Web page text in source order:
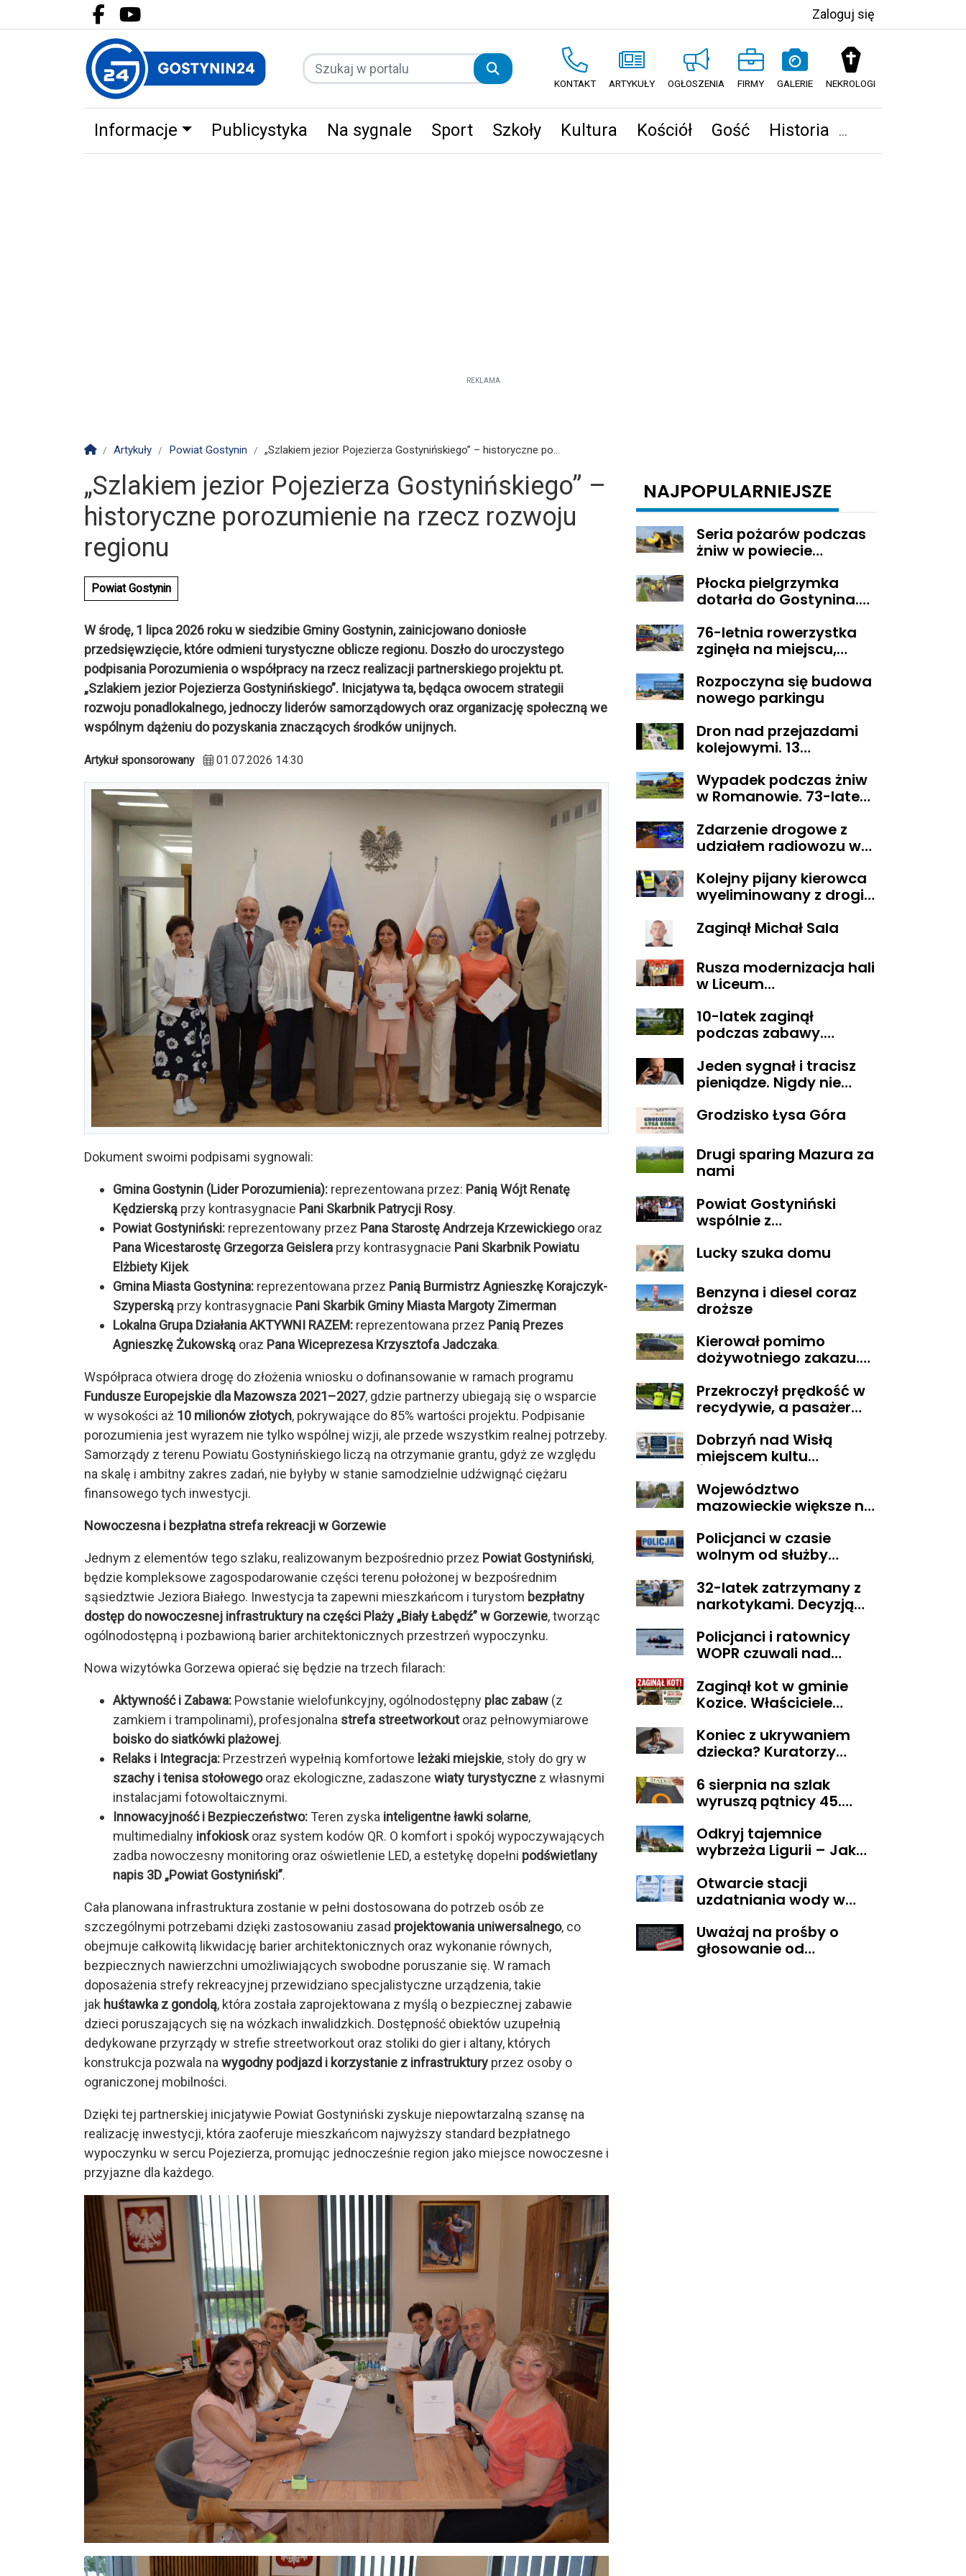
Facebook.com
Youtube.com Zaloguj się
KONTAKT ARTYKUŁY OGŁOSZENIA FIRMY GALERIE NEKROLOGI
Informacje Publicystyka Na sygnale Sport Szkoły Kultura Kościół Gość Historia
REKLAMA
Strona główna
Artykuły Powiat Gostynin „Szlakiem jezior Pojezierza Gostynińskiego” – historyczne po...
„Szlakiem jezior Pojezierza Gostynińskiego” –
historyczne porozumienie na rzecz rozwoju
regionu
Powiat Gostynin
W środę, 1 lipca 2026 roku w siedzibie Gminy Gostynin, zainicjowano doniosłe
przedsięwzięcie, które odmieni turystyczne oblicze regionu. Doszło do uroczystego
podpisania Porozumienia o współpracy na rzecz realizacji partnerskiego projektu pt.
„Szlakiem jezior Pojezierza Gostynińskiego”. Inicjatywa ta, będąca owocem strategii
rozwoju ponadlokalnego, jednoczy liderów samorządowych oraz organizację społeczną we
wspólnym dążeniu do pozyskania znaczących środków unijnych.
Artykuł sponsorowany 01.07.2026 14:30
Dokument swoimi podpisami sygnowali:
Gmina Gostynin (Lider Porozumienia): reprezentowana przez: Panią Wójt Renatę
Kędzierską przy kontrasygnacie Pani Skarbnik Patrycji Rosy.
Powiat Gostyniński: reprezentowany przez Pana Starostę Andrzeja Krzewickiegooraz
Pana Wicestarostę Grzegorza Geislera przy kontrasygnacie Pani Skarbnik Powiatu
Elżbiety Kijek
Gmina Miasta Gostynina: reprezentowana przez Panią Burmistrz Agnieszkę Korajczyk-
Szyperską przy kontrasygnacie Pani Skarbik Gminy Miasta Margoty Zimerman
Lokalna Grupa Działania AKTYWNI RAZEM: reprezentowana przez Panią Prezes
Agnieszkę Żukowską oraz Pana Wiceprezesa Krzysztofa Jadczaka.
Współpraca otwiera drogę do złożenia wniosku o dofinansowanie w ramach programu
Fundusze Europejskie dla Mazowsza 2021–2027, gdzie partnerzy ubiegają się o wsparcie
w wysokości aż 10 milionów złotych, pokrywające do 85% wartości projektu. Podpisanie
porozumienia jest wyrazem nie tylko wspólnej wizji, ale przede wszystkim realnej potrzeby.
Samorządy z terenu Powiatu Gostynińskiego liczą na otrzymanie grantu, gdyż ze względu
na skalę i ambitny zakres zadań, nie byłyby w stanie samodzielnie udźwignąć ciężaru
finansowego tych inwestycji.
Nowoczesna i bezpłatna strefa rekreacji w Gorzewie
Jednym z elementów tego szlaku, realizowanym bezpośrednio przez Powiat Gostyniński,
będzie kompleksowe zagospodarowanie części terenu położonej w bezpośrednim
sąsiedztwie Jeziora Białego. Inwestycja ta zapewni mieszkańcom i turystom bezpłatny
dostęp do nowoczesnej infrastruktury na części Plaży „Biały Łabędź” w Gorzewie, tworząc
ogólnodostępną i pozbawioną barier architektonicznych przestrzeń wypoczynku.
Nowa wizytówka Gorzewa opierać się będzie na trzech filarach:
Aktywność i Zabawa: Powstanie wielofunkcyjny, ogólnodostępny plac zabaw (z
zamkiem i trampolinami), profesjonalna strefa streetworkoutoraz pełnowymiarowe
boisko do siatkówki plażowej.
Relaks i Integracja: Przestrzeń wypełnią komfortowe leżaki miejskie, stoły do gry w
szachy i tenisa stołowegooraz ekologiczne, zadaszone wiaty turystyczne z własnymi
instalacjami fotowoltaicznymi.
Innowacyjność i Bezpieczeństwo: Teren zyska inteligentne ławki solarne,
multimedialny infokioskoraz system kodów QR. O komfort i spokój wypoczywających
zadba nowoczesny monitoring oraz oświetlenie LED, a estetykę dopełni podświetlany
napis 3D „Powiat Gostyniński”.
Cała planowana infrastruktura zostanie w pełni dostosowana do potrzeb osób ze
szczególnymi potrzebami dzięki zastosowaniu zasad projektowania uniwersalnego, co
obejmuje całkowitą likwidację barier architektonicznych oraz wykonanie równych,
bezpiecznych nawierzchni umożliwiających swobodne poruszanie się. W ramach
doposażenia strefy rekreacyjnej przewidziano specjalistyczne urządzenia, takie
jak huśtawka z gondolą, która została zaprojektowana z myślą o bezpiecznej zabawie
dzieci poruszających się na wózkach inwalidzkich. Dostępność obiektów uzupełnią
dedykowane przyrządy w strefie streetworkout oraz stoliki do gier i altany, których
konstrukcja pozwala na wygodny podjazd i korzystanie z infrastruktury przez osoby o
ograniczonej mobilności.
Dzięki tej partnerskiej inicjatywie Powiat Gostyniński zyskuje niepowtarzalną szansę na
realizację inwestycji, która zaoferuje mieszkańcom najwyższy standard bezpłatnego
wypoczynku w sercu Pojezierza, promując jednocześnie region jako miejsce nowoczesne i
przyjazne dla każdego.
NAJPOPULARNIEJSZE
Seria pożarów podczas
żniw w powiecie
Płocka pielgrzymka
dotarła do Gostynina.
Jasną Górę
76-letnia rowerzystka
zginęła na miejscu,
Brudzenia Dużego
zablokowana
Rozpoczyna się budowa
nowego parkingu
Dron nad przejazdami
kolejowymi. 13
podczas działań
„Bezpieczny przejazd
Wypadek podczas żniw
w Romanowie. 73-latek
Zdarzenie drogowe z
udziałem radiowozu w
Kolejny pijany kierowca
wyeliminowany z drogi.
alkoholu
Zaginął Michał Sala
Rusza modernizacja hali
w Liceum
T. Kościuszki w
Gostyninie
10-latek zaginął
podczas zabawy.
szczęśliwie
Jeden sygnał i tracisz
pieniądze. Nigdy nie
numery
Grodzisko Łysa Góra
Drugi sparing Mazura za
nami
Powiat Gostyniński
wspólnie z
POZARZĄDOWYMI
Budżetu
Obywatelskiego
Mazowsza dla
Organizacji z naszego
terenu!
Lucky szuka domu
Benzyna i diesel coraz
droższe
Kierował pomimo
dożywotniego zakazu.
Przekroczył prędkość w
recydywie, a pasażer
poszukiwaną
Dobrzyń nad Wisłą
miejscem kultu
Neapolu
Województwo
mazowieckie większe niż
zarządzaniu. Eksperci
proponują podział
Policjanci w czasie
wolnym od służby
poszukiwanego
32-latek zatrzymany z
narkotykami. Decyzją
Policjanci i ratownicy
WOPR czuwali nad
uczestnika wyjątkowej
wyprawy
Zaginął kot w gminie
Kozice. Właściciele
pomoc
Koniec z ukrywaniem
dziecka? Kuratorzy
jakich nie mieli
6 sierpnia na szlak
wyruszą pątnicy 45.
Diecezji Płockiej na
Jasną Górę
Odkryj tajemnice
wybrzeża Ligurii – Jak
chwile w krainie pesto i
słońca
Otwarcie stacji
uzdatniania wody w
Uważaj na prośby o
głosowanie od